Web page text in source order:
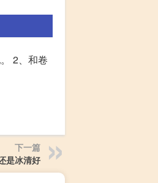
2、和卷
下一篇
是冰清好